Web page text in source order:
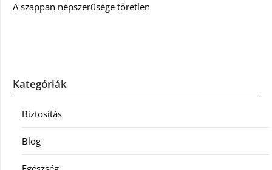
A szappan népszerűsége töretlen
Kategóriák
Biztosítás
Blog